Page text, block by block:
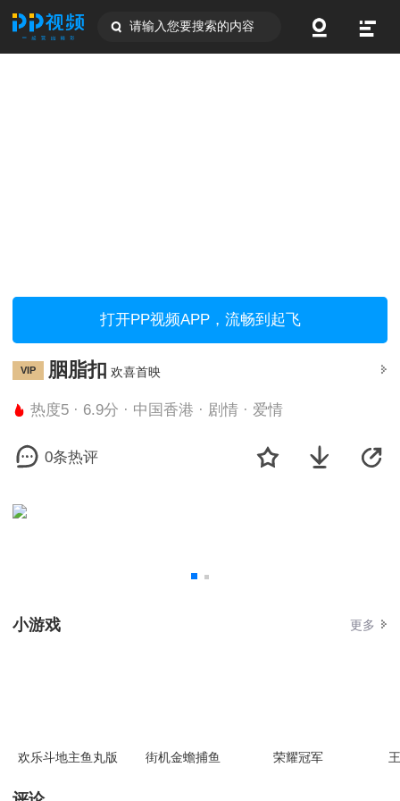
请输入您要搜索的内容
打开PP视频APP，流畅到起飞
VIP 胭脂扣 欢喜首映
热度5 · 6.9分 · 中国香港 · 剧情 · 爱情
0条热评
小游戏 更多
欢乐斗地主鱼丸版 街机金蟾捕鱼 荣耀冠军